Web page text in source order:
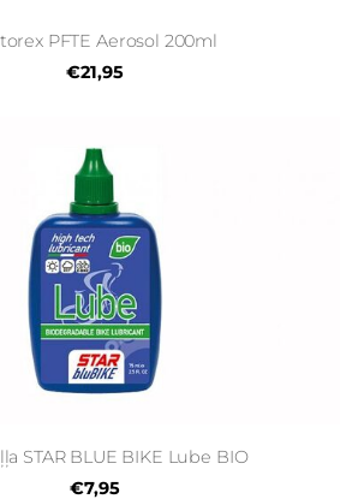
PFTE Aerosol 200ml
€21,95
STAR BLUE BIKE Lube BIO
€7,95